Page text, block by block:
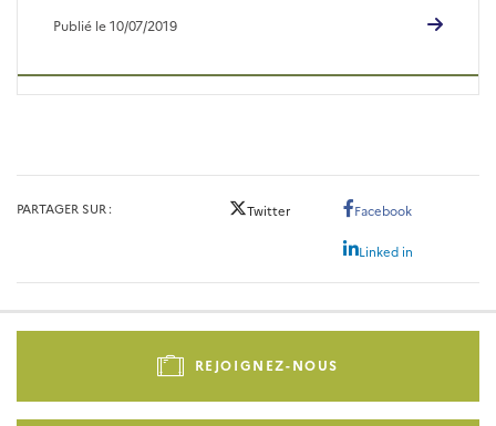
Publié le 10/07/2019
PARTAGER SUR Twitter Facebook
Linked in
Pied
-
REJOIGNEZ-NOUS